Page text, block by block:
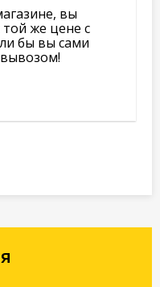
вы
же цене с
бы вы сами